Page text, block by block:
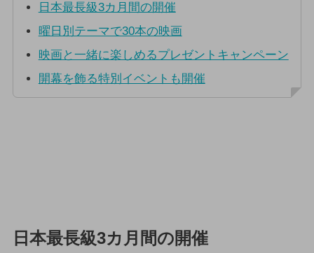
日本最長級3カ月間の開催
曜日別テーマで30本の映画
映画と一緒に楽しめるプレゼントキャンペーン
開幕を飾る特別イベントも開催
日本最長級3カ月間の開催